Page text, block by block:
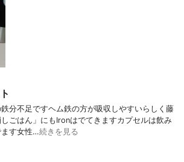
分不足ですヘム鉄の方が吸収しやすいらしく藤
ごはん」にもIronはでてきますカプセルは飲み
ます女性…続きを見る